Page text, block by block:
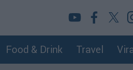
Food & Drink Travel